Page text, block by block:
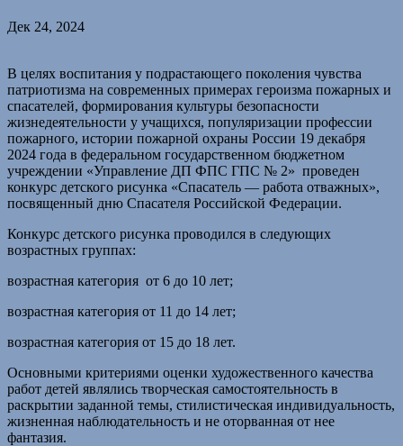
Дек 24, 2024
В целях воспитания у подрастающего поколения чувства
патриотизма на современных примерах героизма пожарных и
спасателей, формирования культуры безопасности
жизнедеятельности у учащихся, популяризации профессии
пожарного, истории пожарной охраны России 19 декабря
2024 года в федеральном государственном бюджетном
учреждении «Управление ДП ФПС ГПС № 2» проведен
конкурс детского рисунка «Спасатель — работа отважных»,
посвященный дню Спасателя Российской Федерации.
Конкурс детского рисунка проводился в следующих
возрастных группах:
возрастная категория от 6 до 10 лет;
возрастная категория от 11 до 14 лет;
возрастная категория от 15 до 18 лет.
Основными критериями оценки художественного качества
работ детей являлись творческая самостоятельность в
раскрытии заданной темы, стилистическая индивидуальность,
жизненная наблюдательность и не оторванная от нее
фантазия.